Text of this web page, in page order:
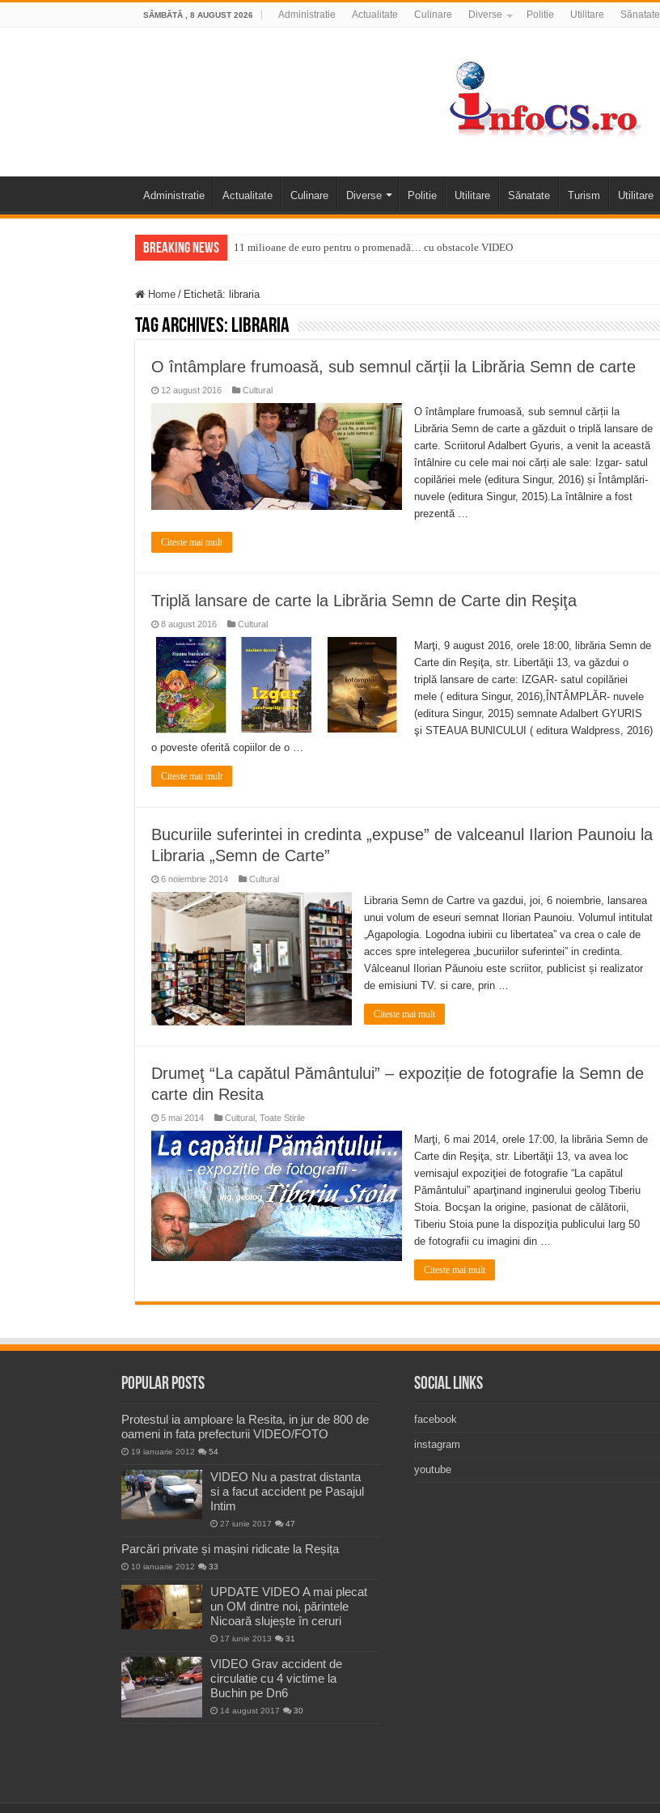
SÂMBĂTĂ , 8 AUGUST 2026 Administratie Actualitate Culinare Diverse Politie Utilitare Sănatate
Administratie Actualitate Culinare Diverse Politie Utilitare Sănatate Turism Utilitare
Breaking News 11 milioane de euro pentru o promenadă… cu obstacole VIDEO
Întreruperi temporare ale furnizării apei potabile în Bocșa Română, în data de 6 august 2026
ANUNŢ OPRIRE ANUNŢ OPRIRE APĂ în ORAVIȚA – 05.08.2026 – avarie
Ștrandul Termal Ring din Oravița – locul unde natura a ascuns un izvor de sănătate VIDEO
Miresme de lavandă, mentă și flori de vară și râsete de copii la Carașova VIDEO
ANUNȚ OPRIRE APĂ în Reșița – avarie – 04.08.2026 – str. Văliugului și Plastomet
ANUNŢ OPRIRE APĂ în CARANSEBEȘ – 04.08.2026 – avarie – Calea Severinului
ANUNŢ OPRIRE APĂ în CARANSEBEȘ avarie
Home / Etichetă: libraria
Tag Archives: libraria
O întâmplare frumoasă, sub semnul cărții la Librăria Semn de carte
12 august 2016 Cultural
O întâmplare frumoasă, sub semnul cărții la
Librăria Semn de carte a găzduit o triplă lansare de
carte. Scriitorul Adalbert Gyuris, a venit la această
întâlnire cu cele mai noi cărți ale sale: Izgar- satul
copilăriei mele (editura Singur, 2016) și Întâmplări-
nuvele (editura Singur, 2015).La întâlnire a fost
prezentă …
Citeste mai mult
Triplă lansare de carte la Librăria Semn de Carte din Reşiţa
8 august 2016 Cultural
Marţi, 9 august 2016, orele 18:00, librăria Semn de
Carte din Reşiţa, str. Libertăţii 13, va găzdui o
triplă lansare de carte: IZGAR- satul copilăriei
mele ( editura Singur, 2016),ÎNTÂMPLĂR- nuvele
(editura Singur, 2015) semnate Adalbert GYURIS
şi STEAUA BUNICULUI ( editura Waldpress, 2016)
o poveste oferită copiilor de o …
Citeste mai mult
Bucuriile suferintei in credinta „expuse” de valceanul Ilarion Paunoiu la
Libraria „Semn de Carte”
6 noiembrie 2014 Cultural
Libraria Semn de Cartre va gazdui, joi, 6 noiembrie, lansarea
unui volum de eseuri semnat Ilorian Paunoiu. Volumul intitulat
„Agapologia. Logodna iubirii cu libertatea” va crea o cale de
acces spre intelegerea „bucuriilor suferintei” in credinta.
Vâlceanul Ilorian Păunoiu este scriitor, publicist și realizator
de emisiuni TV. si care, prin …
Citeste mai mult
Drumeţ “La capătul Pământului” – expoziție de fotografie la Semn de
carte din Resita
5 mai 2014 Cultural Toate Stirile
Marţi, 6 mai 2014, orele 17:00, la librăria Semn de
Carte din Reşiţa, str. Libertăţii 13, va avea loc
vernisajul expoziţiei de fotografie “La capătul
Pământului” aparţinand inginerului geolog Tiberiu
Stoia. Bocşan la origine, pasionat de călătorii,
Tiberiu Stoia pune la dispoziţia publicului larg 50
de fotografii cu imagini din …
Citeste mai mult
Popular Posts
Protestul ia amploare la Resita, in jur de 800 de
oameni in fata prefecturii VIDEO/FOTO
19 ianuarie 2012 54
VIDEO Nu a pastrat distanta
si a facut accident pe Pasajul
Intim
27 iunie 2017 47
Parcări private și mașini ridicate la Reșița
10 ianuarie 2012 33
UPDATE VIDEO A mai plecat
un OM dintre noi, părintele
Nicoară slujește în ceruri
17 iunie 2013 31
VIDEO Grav accident de
circulatie cu 4 victime la
Buchin pe Dn6
14 august 2017 30
Social Links
facebook
instagram
youtube